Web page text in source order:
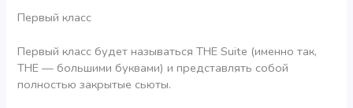
Первый класс
Первый класс будет называться THE Suite (именно так,
THE — большими буквами) и представлять собой
полностью закрытые сьюты.